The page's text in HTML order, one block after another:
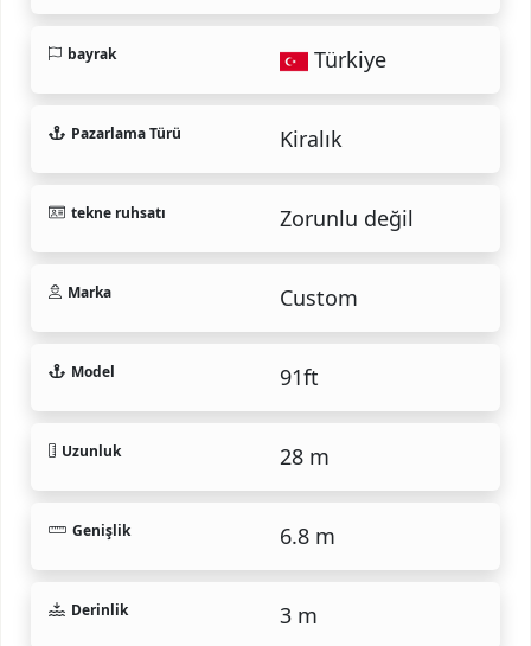
bayrak Türkiye
Pazarlama Türü Kiralık
tekne ruhsatı Zorunlu değil
Marka Custom
Model 91ft
Uzunluk 28 m
Genişlik 6.8 m
Derinlik 3 m